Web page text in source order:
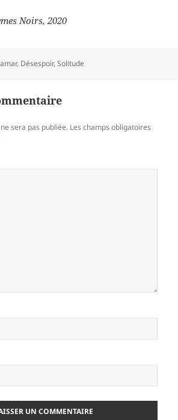
Noirs, 2020
, Désespoir,Solitude
sera pas publiée. Les champs obligatoires